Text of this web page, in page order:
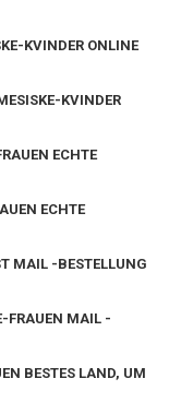
KVINDER ONLINE
KVINDER
ECHTE
ECHTE
MAIL -BESTELLUNG
FRAUEN MAIL -
BESTES LAND, UM